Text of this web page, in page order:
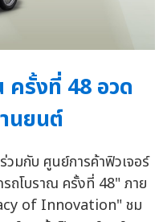
ครั้งที่ 48 อวด
นยนต์
วมกับ ศูนย์การค้าฟิวเจอร์
ถโบราณ ครั้งที่ 48" ภาย
of Innovation" ชม